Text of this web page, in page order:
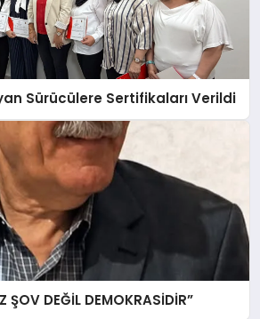
Sürücülere Sertifikaları Verildi
ŞOV DEĞİL DEMOKRASİDİR”